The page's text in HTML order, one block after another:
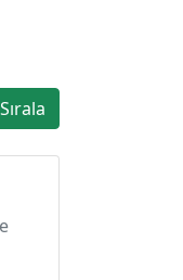
Sırala